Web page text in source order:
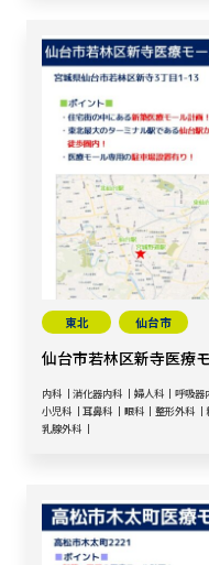
東北 仙台市
仙台市若林区新寺医療
内科 消化器内科 婦人科 呼吸器
小児科
耳鼻科 眼科 整形外科
乳腺外科